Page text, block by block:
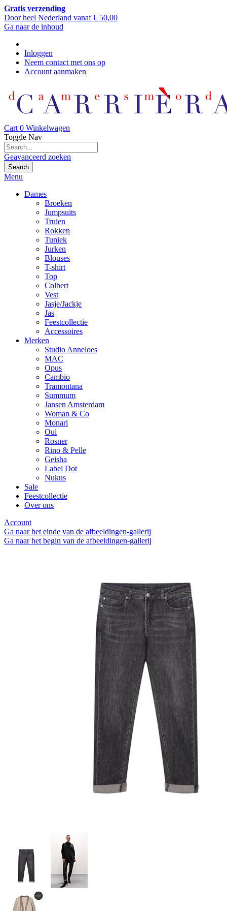
Gratis verzending
Door heel Nederland vanaf € 50,00
Ga naar de inhoud
Inloggen
Neem contact met ons op
Account aanmaken
Cart 0 Winkelwagen
Toggle Nav
Geavanceerd zoeken
Search
Menu
Dames
Broeken
Jumpsuits
Truien
Rokken
Tuniek
Jurken
Blouses
T-shirt
Top
Colbert
Vest
Jasje/Jackje
Jas
Feestcollectie
Accessoires
Merken
Studio Anneloes
MAC
Opus
Cambio
Tramontana
Summum
Jansen Amsterdam
Woman & Co
Monari
Oui
Rosner
Rino & Pelle
Geisha
Label Dot
Nukus
Sale
Feestcollectie
Over ons
Account
Ga naar het einde van de afbeeldingen-gallerij
Ga naar het begin van de afbeeldingen-gallerij